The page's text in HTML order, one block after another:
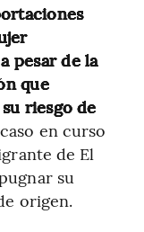
pesar de la
que
riesgo de
en curso
de El
su
origen.